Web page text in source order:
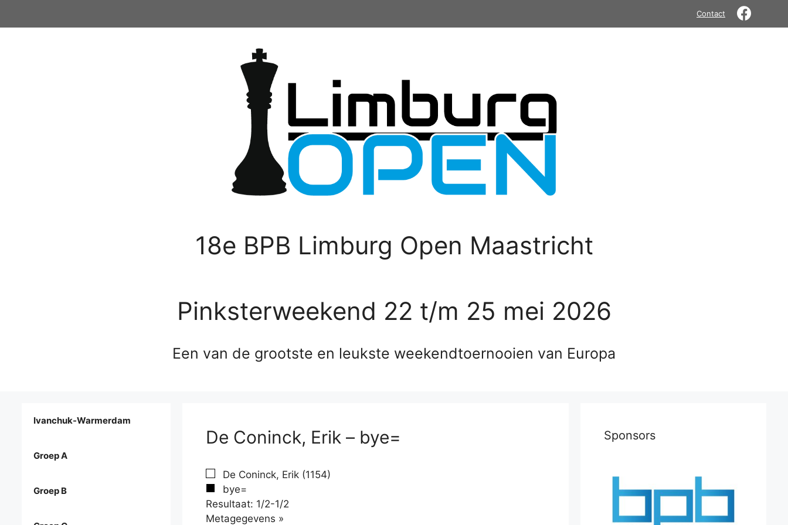
Contact
18e BPB Limburg Open Maastricht
Pinksterweekend 22 t/m 25 mei 2026
Een van de grootste en leukste weekendtoernooien van Europa
De Coninck, Erik – bye=
De Coninck, Erik (1154)
bye=
Resultaat: 1/2-1/2
Metagegevens »
Ivanchuk-Warmerdam
Groep A
Groep B
Sponsors